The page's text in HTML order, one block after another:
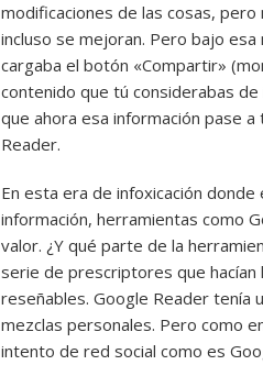
modificaciones de las cosas,
incluso se mejoran. Pero bajo
cargaba el botón «Compartir»
contenido que tú considerabas
que ahora esa información pase
Reader.
En esta era de infoxicación
información, herramientas como
valor. ¿Y qué parte de la
serie de prescriptores que
reseñables. Google Reader tenía
mezclas personales. Pero como
intento de red social como es